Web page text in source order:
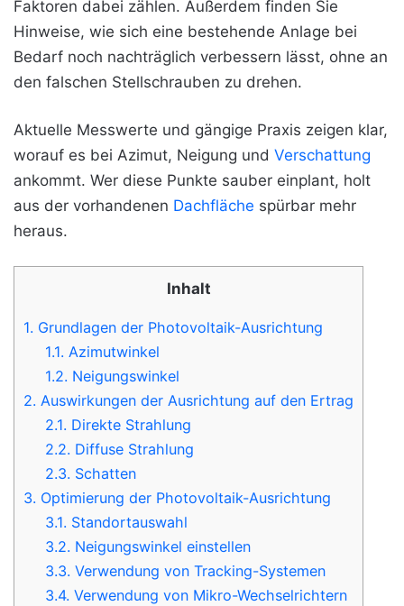
Faktoren dabei zählen. Außerdem finden Sie
Hinweise, wie sich eine bestehende Anlage bei
Bedarf noch nachträglich verbessern lässt, ohne an
den falschen Stellschrauben zu drehen.
Aktuelle Messwerte und gängige Praxis zeigen klar,
worauf es bei Azimut, Neigung und Verschattung
ankommt. Wer diese Punkte sauber einplant, holt
aus der vorhandenen Dachfläche spürbar mehr
heraus.
Inhalt
1. Grundlagen der Photovoltaik-Ausrichtung
1.1. Azimutwinkel
1.2. Neigungswinkel
2. Auswirkungen der Ausrichtung auf den Ertrag
2.1. Direkte Strahlung
2.2. Diffuse Strahlung
2.3. Schatten
3. Optimierung der Photovoltaik-Ausrichtung
3.1. Standortauswahl
3.2. Neigungswinkel einstellen
3.3. Verwendung von Tracking-Systemen
3.4. Verwendung von Mikro-Wechselrichtern